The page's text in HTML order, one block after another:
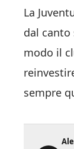
La
dal
modo il
sempre